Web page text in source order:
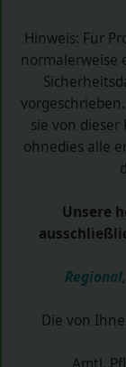
Hinweis: Für
normalerweise
vorgeschrieben.
sie von
ohnedies alle
Unsere
Die von